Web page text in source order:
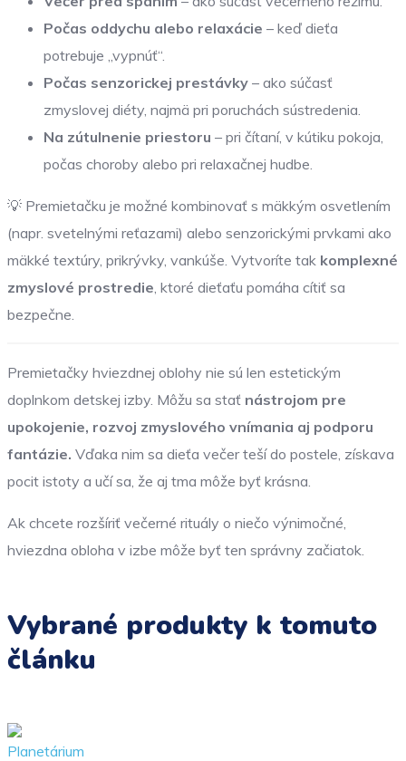
Počas oddychu alebo relaxácie – keď dieťa
potrebuje „vypnúť“.
Počas senzorickej prestávky – ako súčasť
zmyslovej diéty, najmä pri poruchách sústredenia.
Na zútulnenie priestoru – pri čítaní, v kútiku pokoja,
počas choroby alebo pri relaxačnej hudbe.
💡 Premietačku je možné kombinovať s mäkkým osvetlením
(napr. svetelnými reťazami) alebo senzorickými prvkami ako
mäkké textúry, prikrývky, vankúše. Vytvoríte tak komplexné
zmyslové prostredie, ktoré dieťaťu pomáha cítiť sa
bezpečne.
Premietačky hviezdnej oblohy nie sú len estetickým
doplnkom detskej izby. Môžu sa stať nástrojom pre
upokojenie, rozvoj zmyslového vnímania aj podporu
fantázie. Vďaka nim sa dieťa večer teší do postele, získava
pocit istoty a učí sa, že aj tma môže byť krásna.
Ak chcete rozšíriť večerné rituály o niečo výnimočné,
hviezdna obloha v izbe môže byť ten správny začiatok.
Vybrané produkty k tomuto
článku